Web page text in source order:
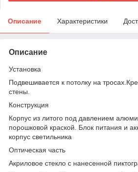
Описание Характеристики
Описание
Установка
Подвешивается к потолку на
стены.
Конструкция
Корпус из литого под давлением
порошковой краской. Блок питания и
корпус светильника
Оптическая часть
Акриловое стекло с нанесенной